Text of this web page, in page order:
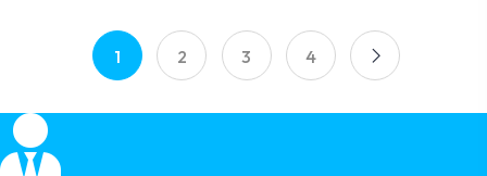
13.35 €
through
1 2 3 4